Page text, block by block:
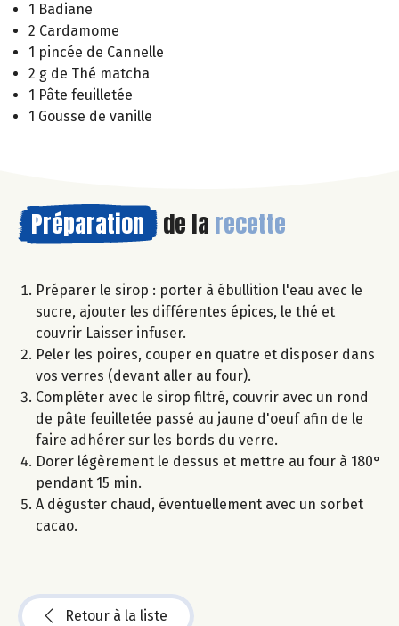
1 Badiane
2 Cardamome
1 pincée de Cannelle
2 g de Thé matcha
1 Pâte feuilletée
1 Gousse de vanille
Préparation de la recette
Préparer le sirop : porter à ébullition l'eau avec le
sucre, ajouter les différentes épices, le thé et
couvrir Laisser infuser.
Peler les poires, couper en quatre et disposer dans
vos verres (devant aller au four).
Compléter avec le sirop filtré, couvrir avec un rond
de pâte feuilletée passé au jaune d'oeuf afin de le
faire adhérer sur les bords du verre.
Dorer légèrement le dessus et mettre au four à 180°
pendant 15 min.
A déguster chaud, éventuellement avec un sorbet
cacao.
Retour à la liste